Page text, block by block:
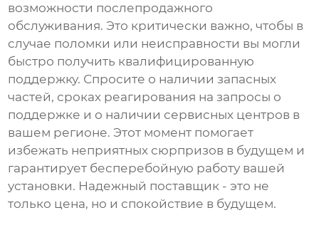
возможности послепродажного
обслуживания. Это критически важно, чтобы в
случае поломки или неисправности вы могли
быстро получить квалифицированную
поддержку. Спросите о наличии запасных
частей, сроках реагирования на запросы о
поддержке и о наличии сервисных центров в
вашем регионе. Этот момент помогает
избежать неприятных сюрпризов в будущем и
гарантирует бесперебойную работу вашей
установки. Надежный поставщик - это не
только цена, но и спокойствие в будущем.